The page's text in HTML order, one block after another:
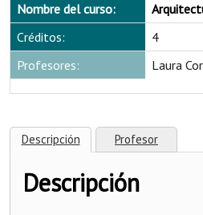
Nombre del curso:
Créditos:
4
Profesores:
Laura
Descripción Profesor
Descripción